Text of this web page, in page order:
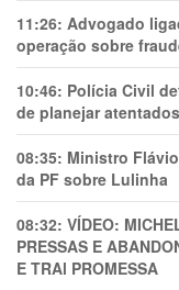
11:26: Advogado
operação sobre
10:46: Polícia Civil
de planejar
08:35: Ministro
da PF sobre Lulinha
08:32: VÍDEO:
PRESSAS E
E TRAl PROMESSA